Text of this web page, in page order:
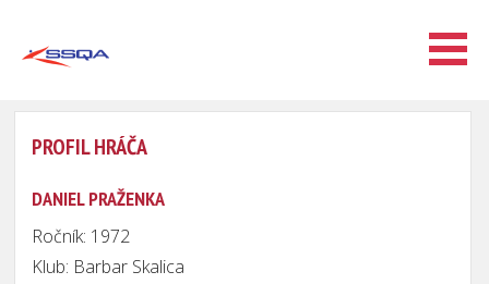
PROFIL HRÁČA
DANIEL PRAŽENKA
Ročník: 1972
Klub: Barbar Skalica